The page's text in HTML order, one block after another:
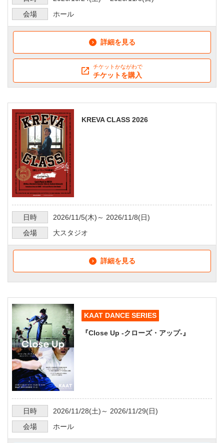
会場
ホール
詳細を見る
チケットかながわで
チケットを購入
KREVA CLASS 2026
日時 2026/11/5(木)～ 2026/11/8(日)
会場
大スタジオ
詳細を見る
KAAT DANCE SERIES
『Close Up -クローズ・アップ-』
日時 2026/11/28(土)～ 2026/11/29(日)
会場
ホール